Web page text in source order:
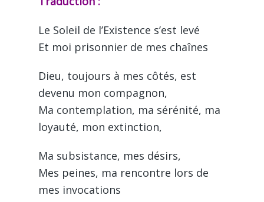
Le Soleil de l’Existence s’est levé
Et moi prisonnier de mes chaînes
Dieu, toujours à mes côtés, est
devenu mon compagnon,
Ma contemplation, ma sérénité, ma
loyauté, mon extinction,
Ma subsistance, mes désirs,
Mes peines, ma rencontre lors de
mes invocations